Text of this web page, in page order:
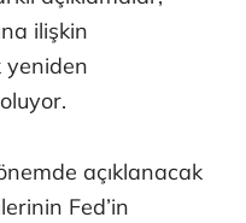
ilişkin
yeniden
açıklanacak
Fed’in